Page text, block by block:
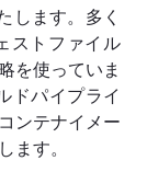
します。多く
ストファイル
を使っていま
ドパイプライ
ンテナイメー
す。